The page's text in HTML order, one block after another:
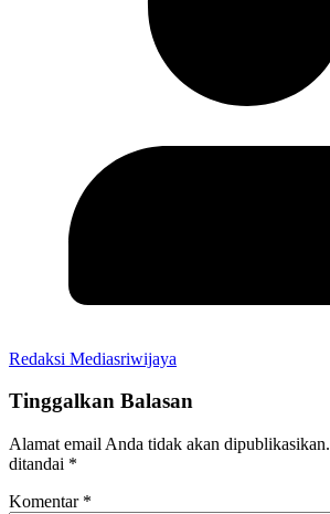
Redaksi Mediasriwijaya
Tinggalkan Balasan
Alamat email Anda tidak akan dipublikasikan.
ditandai *
Komentar *